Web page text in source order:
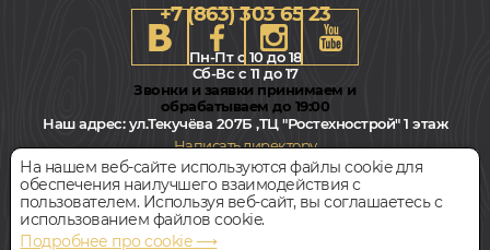
184x1220, 5мм
0,55, Дуб, Однополосный, Водостойкий
Цена за 1 м² 3 000руб.
+7 (863) 303 65 23
Пн-Пт с 10 до 18
Сб-Вс с 11 до 17
Звонки и заявки принимаем и
обрабатываем до 19:00
Наш адрес:ул.Текучёва 207Б ,ТЦ "Ростехнострой" 1 этаж
Написать директору
Всегда свободная парковка
© Интернет-магазин Polvamvdom.ru 2011-2026. Все права
На нашем веб-сайте используются файлы cookie для
обеспечения наилучшего взаимодействия с
пользователем. Используя веб-сайт, вы соглашаетесь с
использованием файлов cookie.
Подробнее про cookie ⟶